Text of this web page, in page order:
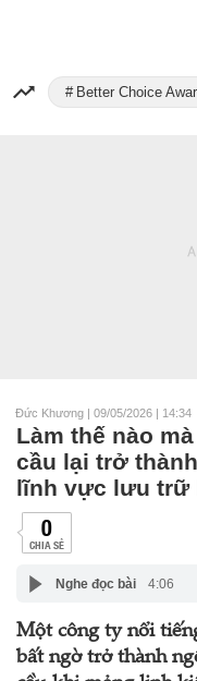
Better Choice
Đức Khương | 09/05/2026 | 14:34
Làm thế nào
cầu lại trở
lĩnh vực lưu trữ
0
CHIA SẺ
Nghe đọc bài 4:06
Một công ty nổi
bất ngờ trở thành